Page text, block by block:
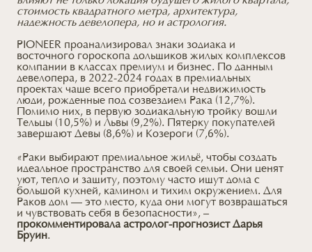
стоимость квадратного метра, архитектура,
надежность девелопера, но и астрология.
PIONEER проанализировал знаки зодиака и
восточного гороскопа дольщиков жилых комплексов
компании в классах премиум и бизнес. По данным
девелопера, в 2022-2024 годах в премиальных
проектах чаще всего приобретали недвижимость
люди, рожденные под созвездием Рака (12,7%).
Помимо них, в первую зодиакальную тройку вошли
Тельцы (10,5%) и Львы (9,2%). Пятерку покупателей
завершают Девы (8,6%) и Козероги (7,6%).
«Раки выбирают премиальное жильё, чтобы создать
идеальное пространство для своей семьи. Они ценят
уют, тепло и защиту, поэтому часто ищут дома с
большой кухней, камином и тихим окружением. Для
Раков дом — это место, куда они могут возвращаться
и чувствовать себя в безопасности», –
прокомментировала астролог-прогнозист Дарья
Бруин.